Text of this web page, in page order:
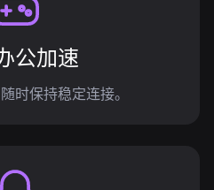
公加速
时保持稳定连接。